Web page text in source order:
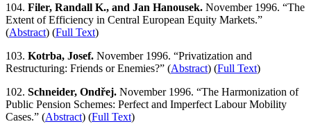
104. Filer, Randall K., and Jan Hanousek. November 1996. “The
Extent of Efficiency in Central European Equity Markets.”
(Abstract) (Full Text)
103. Kotrba, Josef. November 1996. “Privatization and
Restructuring: Friends or Enemies?” (Abstract) (Full Text)
102. Schneider, Ondřej. November 1996. “The Harmonization of
Public Pension Schemes: Perfect and Imperfect Labour Mobility
Cases.” (Abstract) (Full Text)